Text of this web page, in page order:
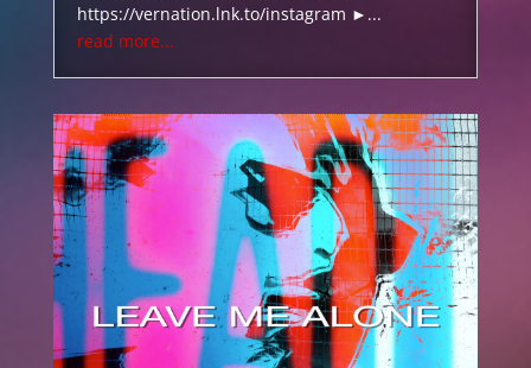
https://vernation.lnk.to/instagram ►...
read more...